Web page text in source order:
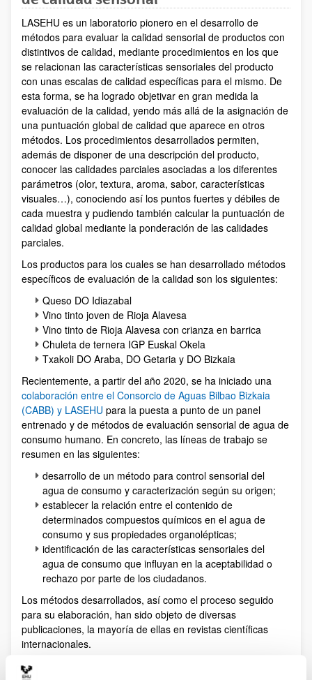
LASEHU es un laboratorio pionero en el desarrollo de
métodos para evaluar la calidad sensorial de productos con
distintivos de calidad, mediante procedimientos en los que
se relacionan las características sensoriales del producto
con unas escalas de calidad específicas para el mismo. De
esta forma, se ha logrado objetivar en gran medida la
evaluación de la calidad, yendo más allá de la asignación de
una puntuación global de calidad que aparece en otros
métodos. Los procedimientos desarrollados permiten,
además de disponer de una descripción del producto,
conocer las calidades parciales asociadas a los diferentes
parámetros (olor, textura, aroma, sabor, características
visuales…), conociendo así los puntos fuertes y débiles de
cada muestra y pudiendo también calcular la puntuación de
calidad global mediante la ponderación de las calidades
parciales.
Los productos para los cuales se han desarrollado métodos
específicos de evaluación de la calidad son los siguientes:
Queso DO Idiazabal
Vino tinto joven de Rioja Alavesa
Vino tinto de Rioja Alavesa con crianza en barrica
Chuleta de ternera IGP Euskal Okela
Txakoli DO Araba, DO Getaria y DO Bizkaia
Recientemente, a partir del año 2020, se ha iniciado una
colaboración entre el Consorcio de Aguas Bilbao Bizkaia
(CABB) y LASEHU para la puesta a punto de un panel
entrenado y de métodos de evaluación sensorial de agua de
consumo humano. En concreto, las líneas de trabajo se
resumen en las siguientes:
desarrollo de un método para control sensorial del
agua de consumo y caracterización según su origen;
establecer la relación entre el contenido de
determinados compuestos químicos en el agua de
consumo y sus propiedades organolépticas;
identificación de las características sensoriales del
agua de consumo que influyan en la aceptabilidad o
rechazo por parte de los ciudadanos.
Los métodos desarrollados, así como el proceso seguido
para su elaboración, han sido objeto de diversas
publicaciones, la mayoría de ellas en revistas científicas
internacionales.